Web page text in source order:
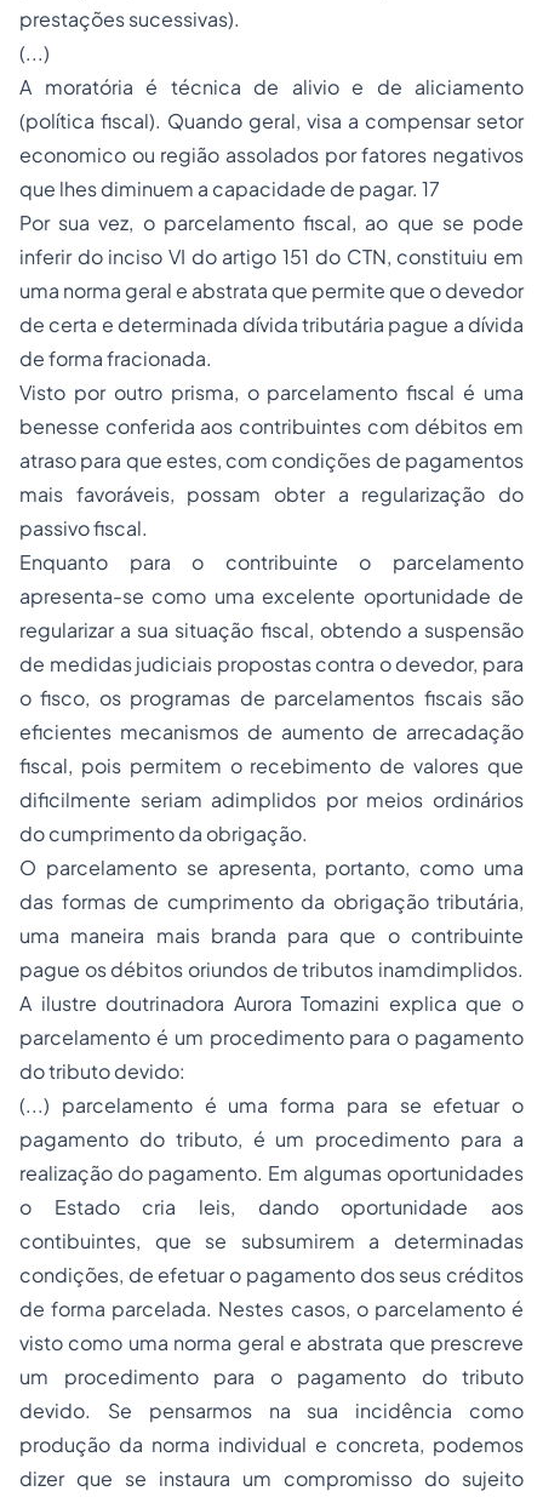
prestações sucessivas).
(...)
A moratória é técnica de alivio e de aliciamento
(política fiscal). Quando geral, visa a compensar setor
economico ou região assolados por fatores negativos
que lhes diminuem a capacidade de pagar. 17
Por sua vez, o parcelamento fiscal, ao que se pode
inferir do inciso VI do artigo 151 do CTN, constituiu em
uma norma geral e abstrata que permite que o devedor
de certa e determinada dívida tributária pague a dívida
de forma fracionada.
Visto por outro prisma, o parcelamento fiscal é uma
benesse conferida aos contribuintes com débitos em
atraso para que estes, com condições de pagamentos
mais favoráveis, possam obter a regularização do
passivo fiscal.
Enquanto para o contribuinte o parcelamento
apresenta-se como uma excelente oportunidade de
regularizar a sua situação fiscal, obtendo a suspensão
de medidas judiciais propostas contra o devedor, para
o fisco, os programas de parcelamentos fiscais são
eficientes mecanismos de aumento de arrecadação
fiscal, pois permitem o recebimento de valores que
dificilmente seriam adimplidos por meios ordinários
do cumprimento da obrigação.
O parcelamento se apresenta, portanto, como uma
das formas de cumprimento da obrigação tributária,
uma maneira mais branda para que o contribuinte
pague os débitos oriundos de tributos inamdimplidos.
A ilustre doutrinadora Aurora Tomazini explica que o
parcelamento é um procedimento para o pagamento
do tributo devido:
(...) parcelamento é uma forma para se efetuar o
pagamento do tributo, é um procedimento para a
realização do pagamento. Em algumas oportunidades
o Estado cria leis, dando oportunidade aos
contibuintes, que se subsumirem a determinadas
condições, de efetuar o pagamento dos seus créditos
de forma parcelada. Nestes casos, o parcelamento é
visto como uma norma geral e abstrata que prescreve
um procedimento para o pagamento do tributo
devido. Se pensarmos na sua incidência como
produção da norma individual e concreta, podemos
dizer que se instaura um compromisso do sujeito